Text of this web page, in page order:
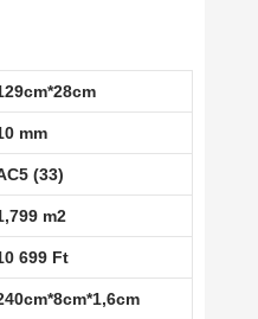
mm
(33)
m2
699 Ft